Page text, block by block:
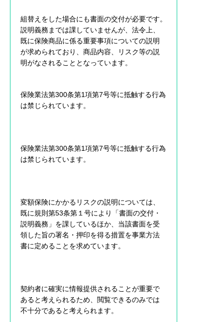
組替えをした場合にも書面の交付が必要です。
説明義務までは課していませんが、法令上、
既に保険商品に係る重要事項についての説明
が求められており、商品内容、リスク等の説
明がなされることとなっています。
保険業法第300条第1項第7号等に抵触する行為
は禁じられています。
保険業法第300条第1項第7号等に抵触する行為
は禁じられています。
変額保険にかかるリスクの説明については、
既に規則第53条第１号により「書面の交付・
説明義務」を課しているほか、当該書面を受
領した旨の署名・押印を得る措置を事業方法
書に定めることを求めています。
契約者に確実に情報提供されることが重要で
あると考えられるため、閲覧できるのみでは
不十分であると考えられます。